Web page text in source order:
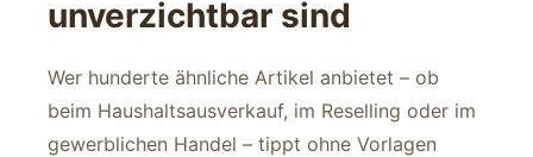
unverzichtbar sind
Wer hunderte ähnliche Artikel anbietet – ob
beim Haushaltsausverkauf, im Reselling oder im
gewerblichen Handel – tippt ohne Vorlagen